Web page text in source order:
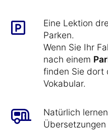
Eine Lektion
Parken.
Wenn Sie Ihr
nach einem
finden Sie dort
Vokabular.
Natürlich